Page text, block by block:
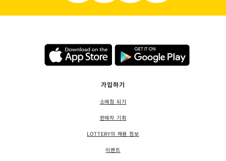
가입하기
소매점 되기
판매자 기회
LOTTERY의 채용 정보
이벤트